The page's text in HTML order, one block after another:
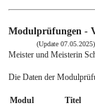
Jobangebote -
Kontakt
Links
Modulprüfungen -
(Update 07.05.2025)
Meister und Meisterin
Die Daten der
Modul Titel